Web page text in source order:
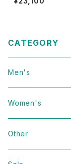
Graphic T-Shirt
CATEGORY
Men's
Vintage
Domestic
Women's
Vintage
Other